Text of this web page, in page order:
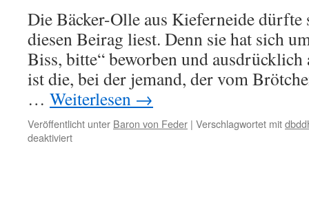
Die Bäcker-Olle aus Kieferneide dürfte
diesen Beirag liest. Denn sie hat sich
Biss, bitte“ beworben und
ist die, bei der jemand, der vom
… Weiterlesen →
Veröffentlicht unter Baron von Feder | Verschlagwortet mit
deaktiviertfür